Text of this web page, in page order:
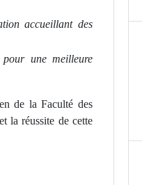
accueillant des
une meilleure
de la Faculté des
la réussite de cette